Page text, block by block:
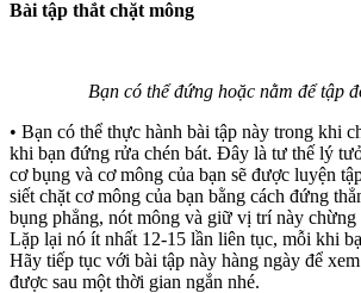
Bài tập thắt chặt mông
Bạn có thể đứng hoặc nằm để tập
• Bạn có thể thực hành bài tập này trong khi
khi bạn đứng rửa chén bát. Đây là tư thế lý
cơ bụng và cơ mông của bạn sẽ được luyện
siết chặt cơ mông của bạn bằng cách đứng
bụng phẳng, nót mông và giữ vị trí này
Lặp lại nó ít nhất 12-15 lần liên tục, mỗi khi
Hãy tiếp tục với bài tập này hàng ngày để
được sau một thời gian ngắn nhé.